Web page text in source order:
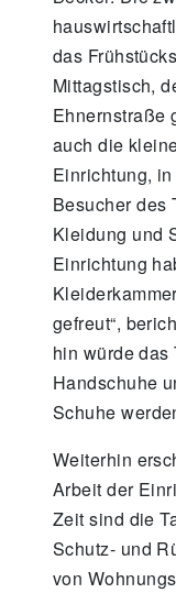
das
Mittagstisch,
Ehnernstraße
auch die
Einrichtung,
Besucher des
Kleidung und
Einrichtung
gefreut“,
hin würde das
Handschuhe
Schuhe
Weiterhin
Arbeit der
Zeit sind die
Schutz- und
von